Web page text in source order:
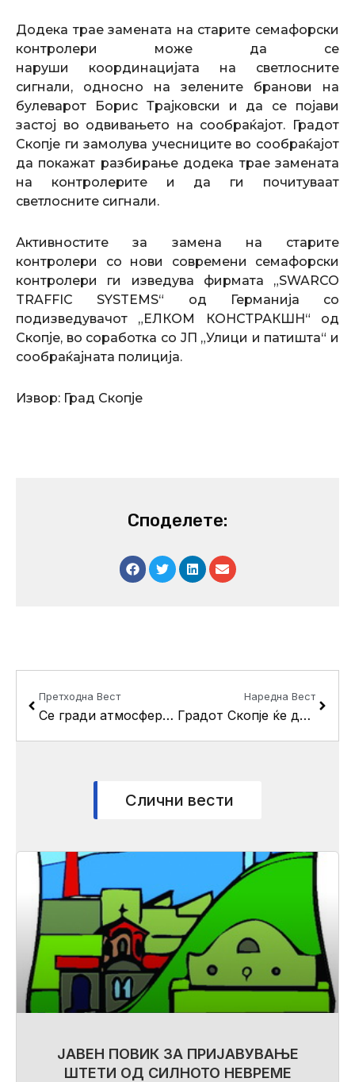
Додека трае замената на старите семафорски
контролери може да се
наруши координацијата на светлосните
сигнали, односно на зелените бранови на
булеварот Борис Трајковски и да се појави
застој во одвивањето на сообраќајот. Градот
Скопје ги замолува учесниците во сообраќајот
да покажат разбирање додека трае замената
на контролерите и да ги почитуваат
светлосните сигнали.
Активностите за замена на старите
контролери со нови современи семафорски
контролери ги изведува фирмата „SWARCO
TRAFFIC SYSTEMS“ од Германија со
подизведувачот „ЕЛКОМ КОНСТРАКШН“ од
Скопје, во соработка со ЈП „Улици и патишта“ и
сообраќајната полиција.
Извор: Град Скопје
Споделете:
Претходна Вест
Се гради атмосферска канализација на улиците “Локов” и “Ѓорѓи Димитров” во Кисела Вода
Наредна Вест
Градот Скопје ќе додели садници на урбани и месни заедници и куќни совети
Слични вести
ЈАВЕН ПОВИК ЗА ПРИЈАВУВАЊЕ
ШТЕТИ ОД СИЛНОТО НЕВРЕМЕ